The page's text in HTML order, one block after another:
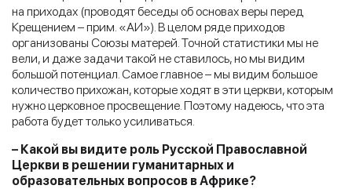
на приходах (проводят беседы об основах веры перед
Крещением – прим. «АИ»). В целом ряде приходов
организованы Союзы матерей. Точной статистики мы не
вели, и даже задачи такой не ставилось, но мы видим
большой потенциал. Самое главное – мы видим большое
количество прихожан, которые ходят в эти церкви, которым
нужно церковное просвещение. Поэтому надеюсь, что эта
работа будет только усиливаться.
– Какой вы видите роль Русской Православной
Церкви в решении гуманитарных и
образовательных вопросов в Африке?